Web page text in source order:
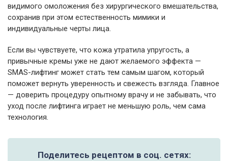
видимого омоложения без хирургического вмешательства,
сохранив при этом естественность мимики и
индивидуальные черты лица.
Если вы чувствуете, что кожа утратила упругость, а
привычные кремы уже не дают желаемого эффекта —
SMAS-лифтинг может стать тем самым шагом, который
поможет вернуть уверенность и свежесть взгляда. Главное
— доверить процедуру опытному врачу и не забывать, что
уход после лифтинга играет не меньшую роль, чем сама
технология.
Поделитесь рецептом в соц. сетях: